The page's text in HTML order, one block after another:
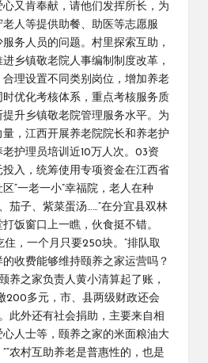
又肯奉献，请他们发挥所长，为
人等提供助餐、助医等志愿服
务人员的问题。村里探索互助，
乡镇敬老院人事编制制度改革，
合理设置不同类别岗位，增加养老
优化考核体系，重点考核服务质
升乡镇敬老院管理服务水平。为
，江西开展养老院院长和养老护
护理员培训近10万人次。03资
入，统筹使用专项资金在江西省
“一老一小”幸福院，老人在种
茄子、紫菜蛋汤……”在分宜县双林
饭窗口上一瞧，伙食挺不错。
住，一个月只要250块。”排队取
收费能够维持颐养之家运营吗？
养之家负责人黄小清算起了账，
200多元，市、县两级财政还会
此外还有社会捐助，主要来自相
人士等，颐养之家的米面粮油大
农村互助养老是普惠性的，也是